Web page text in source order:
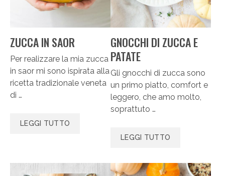
ZUCCA IN SAOR
Per realizzare la mia zucca
in saor mi sono ispirata alla
ricetta tradizionale veneta
di …
LEGGI TUTTO
GNOCCHI DI ZUCCA E
PATATE
Gli gnocchi di zucca sono
un primo piatto, comfort e
leggero, che amo molto,
soprattuto …
LEGGI TUTTO